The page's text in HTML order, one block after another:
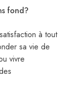
fond?
à tout
sa vie de
vivre